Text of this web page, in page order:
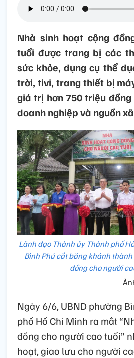
Nhà sinh hoạt cộng
tuổi được trang bị các
sức khỏe, dụng cụ thể
trời, tivi, trang thiết bị
giá trị hơn 750 triệu
doanh nghiệp và nguồn
Lãnh đạo Thành ủy Thành phố
Bình Phú cắt băng khánh
đồng cho người
Ngày 6/6, UBND phường
phố Hồ Chí Minh ra mắt
đồng cho người cao tuổi”
hoạt, giao lưu cho người